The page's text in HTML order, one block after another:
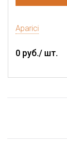
Aparici
0 руб./ шт.